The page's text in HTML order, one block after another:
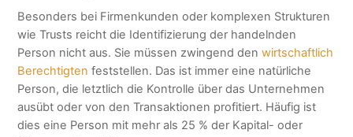
Besonders bei Firmenkunden oder komplexen Strukturen
wie Trusts reicht die Identifizierung der handelnden
Person nicht aus. Sie müssen zwingend denwirtschaftlich
Berechtigten feststellen. Das ist immer eine natürliche
Person, die letztlich die Kontrolle über das Unternehmen
ausübt oder von den Transaktionen profitiert. Häufig ist
dies eine Person mit mehr als 25 % der Kapital- oder